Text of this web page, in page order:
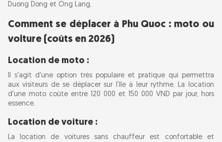
Duong Dong et Ong Lang.
Comment se déplacer à Phu Quoc : moto ou
voiture (coûts en 2026)
Location de moto :
Il s'agit d'une option très populaire et pratique qui permettra
aux visiteurs de se déplacer sur l'île à leur rythme. La location
d'une moto coûte entre 120 000 et 150 000 VND par jour, hors
essence.
Location de voiture :
La location de voitures sans chauffeur est confortable et